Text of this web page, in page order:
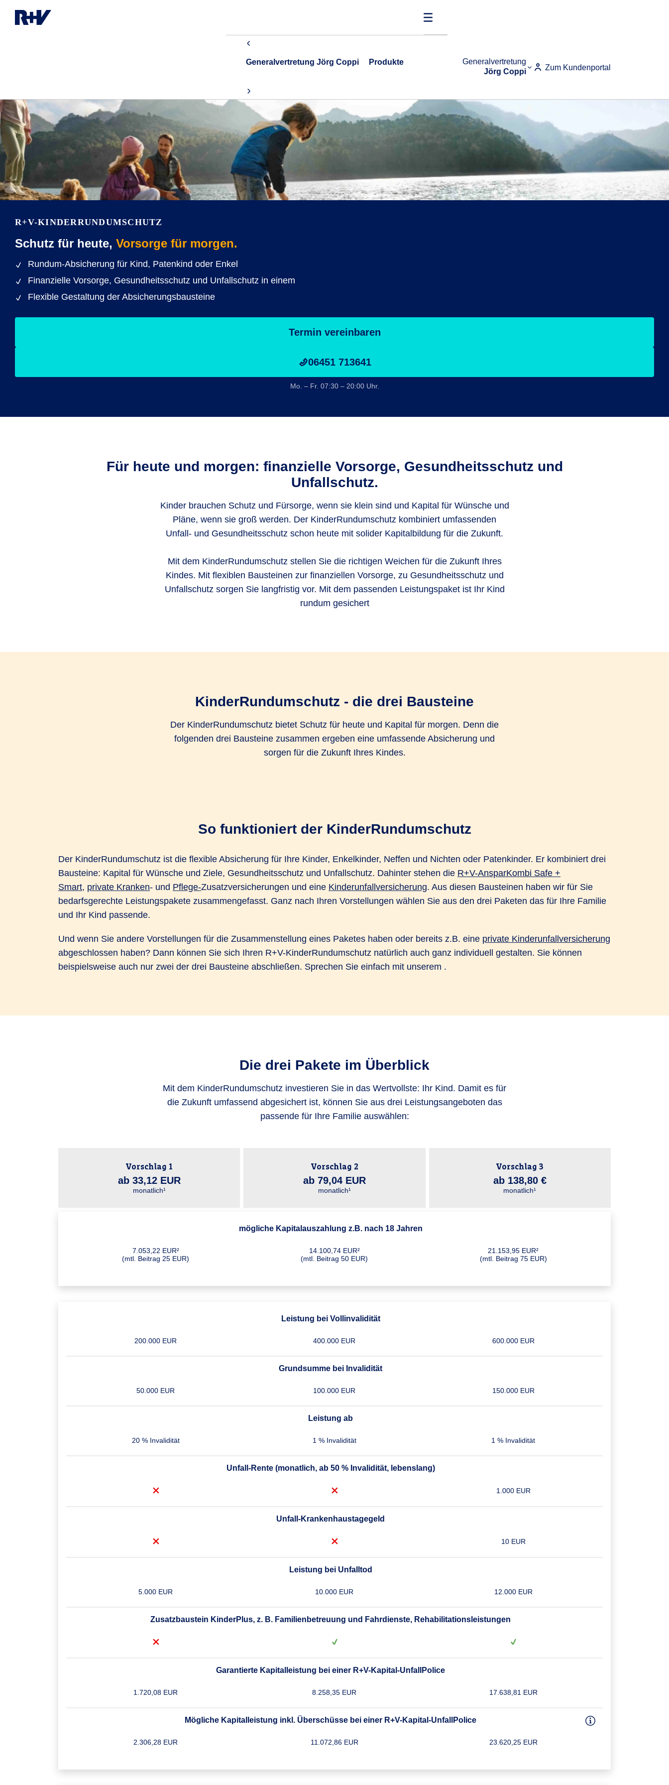
Generalvertretung
Jörg Coppi
Zum Kundenportal
Generalvertretung Jörg Coppi Produkte
R+V-KINDERRUNDUMSCHUTZ
Schutz für heute, Vorsorge für morgen.
Rundum-Absicherung für Kind, Patenkind oder Enkel
Finanzielle Vorsorge, Gesundheitsschutz und Unfallschutz in einem
Flexible Gestaltung der Absicherungsbausteine
Termin vereinbaren
06451 713641
Mo. – Fr. 07:30 – 20:00 Uhr.
Für heute und morgen: finanzielle Vorsorge, Gesundheitsschutz und
Unfallschutz.
Kinder brauchen Schutz und Fürsorge, wenn sie klein sind und Kapital für Wünsche und
Pläne, wenn sie groß werden. Der KinderRundumschutz kombiniert umfassenden
Unfall- und Gesundheitsschutz schon heute mit solider Kapitalbildung für die Zukunft.
Mit dem KinderRundumschutz stellen Sie die richtigen Weichen für die Zukunft Ihres
Kindes. Mit flexiblen Bausteinen zur finanziellen Vorsorge, zu Gesundheitsschutz und
Unfallschutz sorgen Sie langfristig vor. Mit dem passenden Leistungspaket ist Ihr Kind
rundum gesichert
KinderRundumschutz - die drei Bausteine
Der KinderRundumschutz bietet Schutz für heute und Kapital für morgen. Denn die
folgenden drei Bausteine zusammen ergeben eine umfassende Absicherung und
sorgen für die Zukunft Ihres Kindes.
So funktioniert der KinderRundumschutz
Der KinderRundumschutz ist die flexible Absicherung für Ihre Kinder, Enkelkinder, Neffen und Nichten oder Patenkinder. Er kombiniert drei
Bausteine: Kapital für Wünsche und Ziele, Gesundheitsschutz und Unfallschutz. Dahinter stehen die R+V-AnsparKombi Safe +
Smart, private Kranken- und Pflege-Zusatzversicherungen und eine Kinderunfallversicherung. Aus diesen Bausteinen haben wir für Sie
bedarfsgerechte Leistungspakete zusammengefasst. Ganz nach Ihren Vorstellungen wählen Sie aus den drei Paketen das für Ihre Familie
und Ihr Kind passende.
Und wenn Sie andere Vorstellungen für die Zusammenstellung eines Paketes haben oder bereits z.B. eine private Kinderunfallversicherung
abgeschlossen haben? Dann können Sie sich Ihren R+V-KinderRundumschutz natürlich auch ganz individuell gestalten. Sie können
beispielsweise auch nur zwei der drei Bausteine abschließen. Sprechen Sie einfach mit unserem .
Die drei Pakete im Überblick
Mit dem KinderRundumschutz investieren Sie in das Wertvollste: Ihr Kind. Damit es für
die Zukunft umfassend abgesichert ist, können Sie aus drei Leistungsangeboten das
passende für Ihre Familie auswählen:
Vorschlag 1
ab 33,12 EUR
monatlich¹
Vorschlag 2
ab 79,04 EUR
monatlich¹
Vorschlag 3
ab 138,80 €
monatlich¹
mögliche Kapitalauszahlung z.B. nach 18 Jahren
7.053,22 EUR²
(mtl. Beitrag 25 EUR)
14.100,74 EUR²
(mtl. Beitrag 50 EUR)
21.153,95 EUR²
(mtl. Beitrag 75 EUR)
Leistung bei Vollinvalidität
200.000 EUR 400.000 EUR 600.000 EUR
Grundsumme bei Invalidität
50.000 EUR 100.000 EUR 150.000 EUR
Leistung ab
20 % Invalidität 1 % Invalidität 1 % Invalidität
Unfall-Rente (monatlich, ab 50 % Invalidität, lebenslang)
1.000 EUR
Unfall-Krankenhaustagegeld
10 EUR
Leistung bei Unfalltod
5.000 EUR 10.000 EUR 12.000 EUR
Zusatzbaustein KinderPlus, z. B. Familienbetreuung und Fahrdienste, Rehabilitationsleistungen
Garantierte Kapitalleistung bei einer R+V-Kapital-UnfallPolice
1.720,08 EUR 8.258,35 EUR 17.638,81 EUR
Mögliche Kapitalleistung inkl. Überschüsse bei einer R+V-Kapital-UnfallPolice
2.306,28 EUR 11.072,86 EUR 23.620,25 EUR